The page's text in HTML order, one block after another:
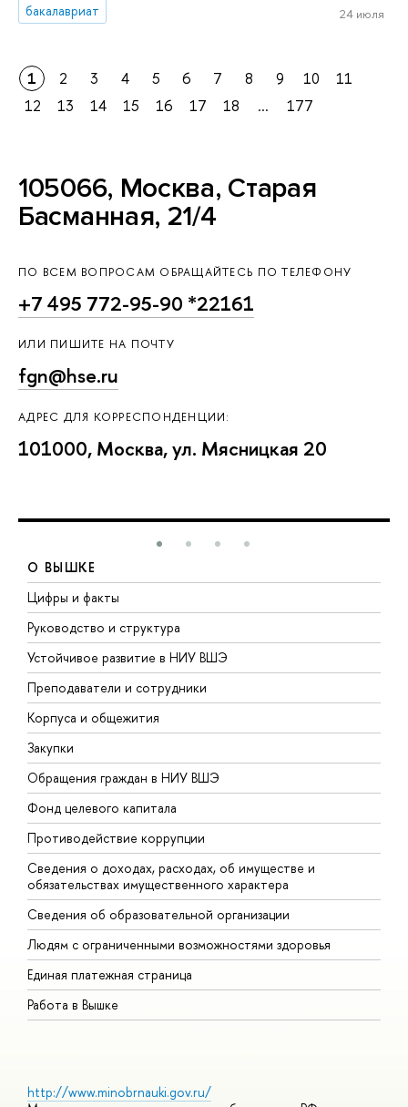
бакалавриат
24 июля
1 2 3 4 5 6 7 8 9 10
11
12
13 14 15 16 17 18 ... 177
105066, Москва, Старая
Басманная, 21/4
ПО ВСЕМ ВОПРОСАМ ОБРАЩАЙТЕСЬ ПО ТЕЛЕФОНУ
+7 495 772-95-90 *22161
ИЛИ ПИШИТЕ НА ПОЧТУ
fgn@hse.ru
АДРЕС ДЛЯ КОРРЕСПОНДЕНЦИИ:
101000, Москва, ул. Мясницкая 20
О ВЫШКЕ
Цифры и факты
Руководство и структура
Устойчивое развитие в НИУ ВШЭ
Преподаватели и сотрудники
Корпуса и общежития
Закупки
Обращения граждан в НИУ ВШЭ
Фонд целевого капитала
Противодействие коррупции
Сведения о доходах, расходах, об имуществе и
обязательствах имущественного характера
Сведения об образовательной организации
Людям с ограниченными возможностями здоровья
Единая платежная страница
Работа в Вышке
http://www.minobrnauki.gov.ru/